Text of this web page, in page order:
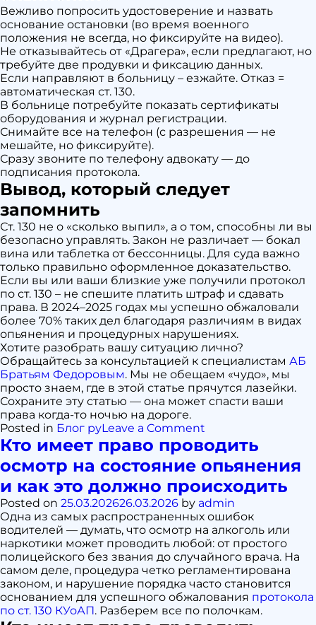
Вежливо попросить удостоверение и назвать
основание остановки (во время военного
положения не всегда, но фиксируйте на видео).
Не отказывайтесь от «Драгера», если предлагают, но
требуйте две продувки и фиксацию данных.
Если направляют в больницу – езжайте. Отказ =
автоматическая ст. 130.
В больнице потребуйте показать сертификаты
оборудования и журнал регистрации.
Снимайте все на телефон (с разрешения — не
мешайте, но фиксируйте).
Сразу звоните по телефону адвокату — до
подписания протокола.
Вывод, который следует
запомнить
Ст. 130 не о «сколько выпил», а о том, способны ли вы
безопасно управлять. Закон не различает — бокал
вина или таблетка от бессонницы. Для суда важно
только правильно оформленное доказательство.
Если вы или ваши близкие уже получили протокол
по ст. 130 – не спешите платить штраф и сдавать
права. В 2024–2025 годах мы успешно обжаловали
более 70% таких дел благодаря различиям в видах
опьянения и процедурных нарушениях.
Хотите разобрать вашу ситуацию лично?
Обращайтесь за консультацией к специалистам АБ
Братьям Федоровым. Мы не обещаем «чудо», мы
просто знаем, где в этой статье прячутся лазейки.
Сохраните эту статью — она может спасти ваши
права когда-то ночью на дороге.
Posted in Блог руLeave a Comment
Какая
разница
между
алкогольным,
наркотическим
и
«другим»
опьянением
по
ст.
130
Кто имеет право проводить
осмотр на состояние опьянения
и как это должно происходить
Posted on 25.03.202626.03.2026 by admin
Одна из самых распространенных ошибок
водителей — думать, что осмотр на алкоголь или
наркотики может проводить любой: от простого
полицейского без звания до случайного врача. На
самом деле, процедура четко регламентирована
законом, и нарушение порядка часто становится
основанием для успешного обжалования протокола
по ст. 130 КУоАП. Разберем все по полочкам.